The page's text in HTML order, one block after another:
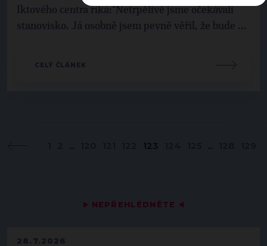
▶ NEPŘEHLÉDNĚTE ◀
28.7.2026
Iktového centra říká:"Netrpělivě jsme očekávali
stanovisko. Já osobně jsem pevně věřil, že bude ...
CELÝ ČLÁNEK
... 123 ...